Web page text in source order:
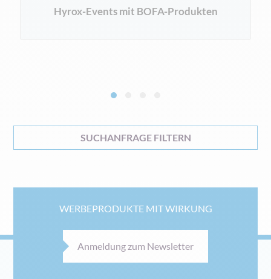
Hyrox-Events mit BOFA-Produkten
SUCHANFRAGE FILTERN
WERBEPRODUKTE MIT WIRKUNG
Anmeldung zum Newsletter